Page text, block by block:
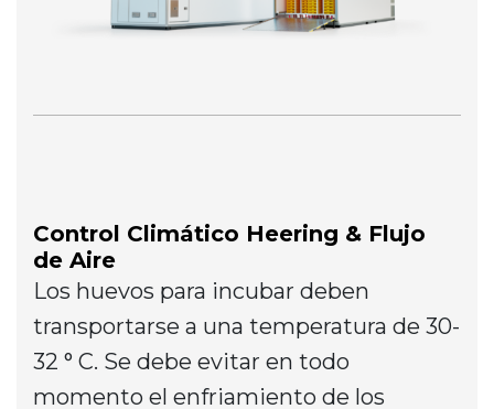
Control Climático Heering & Flujo
de Aire
Los huevos para incubar deben
transportarse a una temperatura de 30-
32 ° C. Se debe evitar en todo
momento el enfriamiento de los